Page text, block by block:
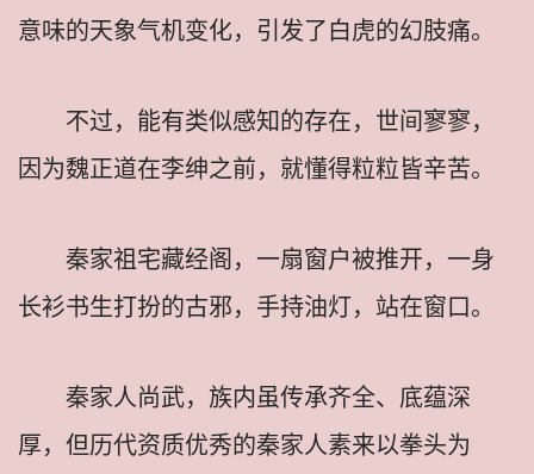
意味的天象气机变化，引发了白虎的幻肢痛。
不过，能有类似感知的存在，世间寥寥，
因为魏正道在李绅之前，就懂得粒粒皆辛苦。
秦家祖宅藏经阁，一扇窗户被推开，一身
长衫书生打扮的古邪，手持油灯，站在窗口。
秦家人尚武，族内虽传承齐全、底蕴深
厚，但历代资质优秀的秦家人素来以拳头为